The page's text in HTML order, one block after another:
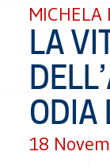
MICHELA
LA
ODIA
18